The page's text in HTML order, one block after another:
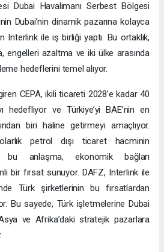
Dubai Havalimanı Serbest Bölgesi
Dubai’nin dinamik pazarına kolayca
Interlink ile iş birliği yaptı. Bu ortaklık,
engelleri azaltma ve iki ülke arasında
hedeflerini temel alıyor.
CEPA, ikili ticareti 2028’e kadar 40
hedefliyor ve Türkiye’yi BAE’nin en
biri haline getirmeyi amaçlıyor.
petrol dışı ticaret hacminin
bu anlaşma, ekonomik bağları
bir fırsat sunuyor. DAFZ, Interlink ile
Türk şirketlerinin bu fırsatlardan
Bu sayede, Türk işletmelerine Dubai
ve Afrika’daki stratejik pazarlara